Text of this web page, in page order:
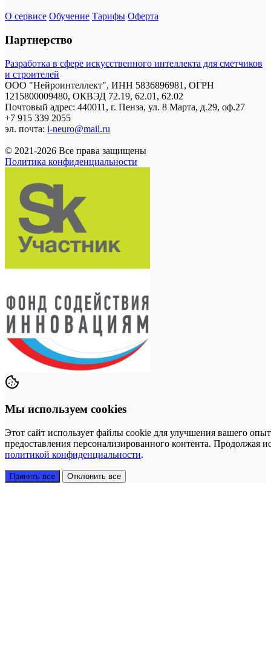
О сервисе Обучение Тарифы Оферта
Партнерство
Разработка в сфере искусственного интеллекта для сметчиков
и строителей
ООО "Нейроинтеллект", ИНН 5836896981, ОГРН
1215800009480, ОКВЭД 72.19, 62.01, 62.02
Почтовый адрес: 440011, г. Пенза, ул. 8 Марта, д.29, оф.27
+7 915 339 2055
эл. почта: i-neuro@mail.ru
© 2021-2026 Все права защищены
Политика конфиденциальности
Мы используем cookies
Этот сайт использует файлы cookie для улучшения вашего
предоставления персонализированного контента. Продолжая
политикой конфиденциальности.
Принять все Отклонить все